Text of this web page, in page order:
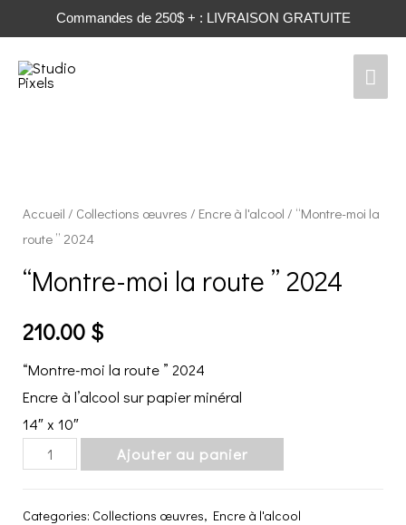
Commandes de 250$ + : LIVRAISON GRATUITE
Accueil / Collections œuvres / Encre à l'alcool / “Montre-moi la
route ” 2024
“Montre-moi la route ” 2024
210.00 $
“Montre-moi la route ” 2024
Encre à l’alcool sur papier minéral
14″ x 10″
“Montre-
Ajouter au panier
Categories: Collections œuvres, Encre à l'alcool